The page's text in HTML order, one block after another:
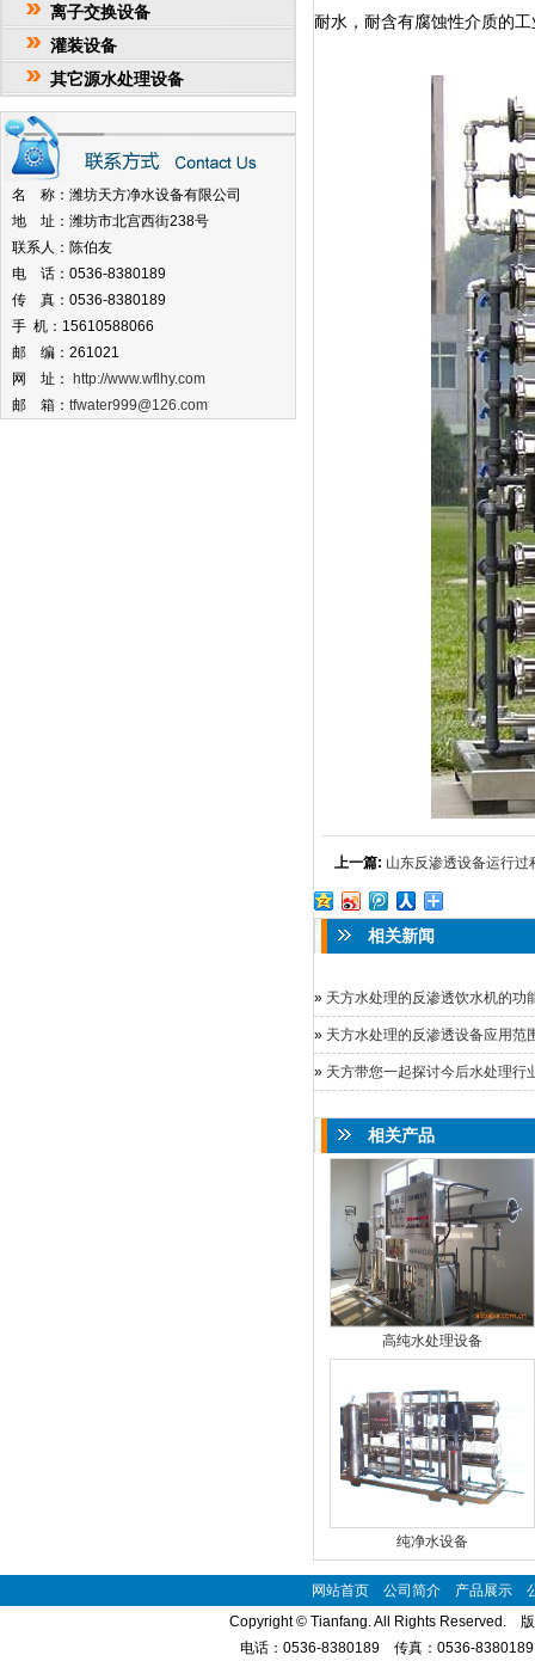
离子交换设备
灌装设备
其它源水处理设备
名 称：潍坊天方净水设备有限公司
地 址：潍坊市北宫西街238号
联系人：陈伯友
电 话：0536-8380189
传 真：0536-8380189
手 机：15610588066
邮 编：261021
网 址：
http://www.wflhy.com
邮 箱： tfwater999@126.com
耐水，耐含有腐蚀性介质的
上一篇: 山东反渗透设备运行
相关新闻
» 天方水处理的反渗透饮水机的功
» 天方水处理的反渗透设备应用范
» 天方带您一起探讨今后水处理行
相关产品
高纯水处理设备
纯净水设备
网站首页 公司简介 产品展示
Copyright © Tianfang. All Rights Reserved.
电话：0536-8380189 传真：0536-